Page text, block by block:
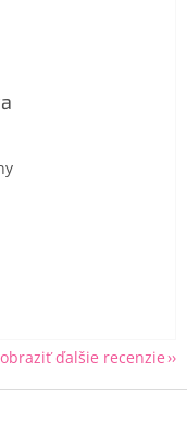
5 hviezdičiek.
5 hviezdičiek.
5 hviezdičiek.
ďalšie recenzie